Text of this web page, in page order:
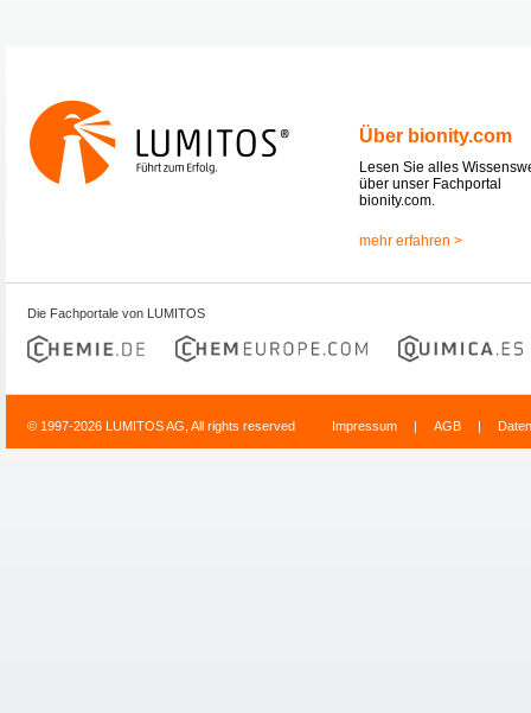
Über bionity.com
Lesen Sie alles
über unser Fachportal
bionity.com.
mehr erfahren >
Die Fachportale von LUMITOS
© 1997-2026 LUMITOS AG, All rights reserved Impressum | AGB |